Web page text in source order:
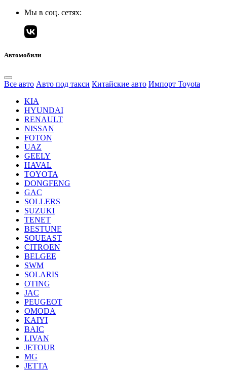
Мы в соц. сетях:
Автомобили
Все авто Авто под такси Китайские авто Импорт Toyota
KIA
HYUNDAI
RENAULT
NISSAN
FOTON
UAZ
GEELY
HAVAL
TOYOTA
DONGFENG
GAC
SOLLERS
SUZUKI
TENET
BESTUNE
SOUEAST
CITROEN
BELGEE
SWM
SOLARIS
OTING
JAC
PEUGEOT
OMODA
KAIYI
BAIC
LIVAN
JETOUR
MG
JETTA